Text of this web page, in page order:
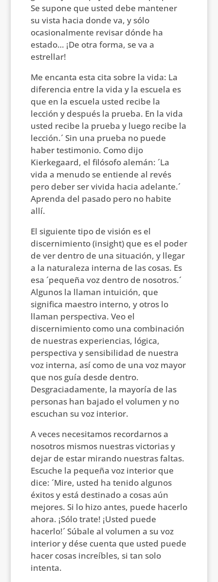
Se supone que usted debe mantener
su vista hacia donde va, y sólo
ocasionalmente revisar dónde ha
estado… ¡De otra forma, se va a
estrellar!
Me encanta esta cita sobre la vida: La
diferencia entre la vida y la escuela es
que en la escuela usted recibe la
lección y después la prueba. En la vida
usted recibe la prueba y luego recibe la
lección.´ Sin una prueba no puede
haber testimonio. Como dijo
Kierkegaard, el filósofo alemán: ´La
vida a menudo se entiende al revés
pero deber ser vivida hacia adelante.´
Aprenda del pasado pero no habite
allí.
El siguiente tipo de visión es el
discernimiento (insight) que es el poder
de ver dentro de una situación, y llegar
a la naturaleza interna de las cosas. Es
esa ´pequeña voz dentro de nosotros.´
Algunos la llaman intuición, que
significa maestro interno, y otros lo
llaman perspectiva. Veo el
discernimiento como una combinación
de nuestras experiencias, lógica,
perspectiva y sensibilidad de nuestra
voz interna, así como de una voz mayor
que nos guía desde dentro.
Desgraciadamente, la mayoría de las
personas han bajado el volumen y no
escuchan su voz interior.
A veces necesitamos recordarnos a
nosotros mismos nuestras victorias y
dejar de estar mirando nuestras faltas.
Escuche la pequeña voz interior que
dice: ´Mire, usted ha tenido algunos
éxitos y está destinado a cosas aún
mejores. Si lo hizo antes, puede hacerlo
ahora. ¡Sólo trate! ¡Usted puede
hacerlo!´ Súbale al volumen a su voz
interior y dése cuenta que usted puede
hacer cosas increíbles, si tan solo
intenta.